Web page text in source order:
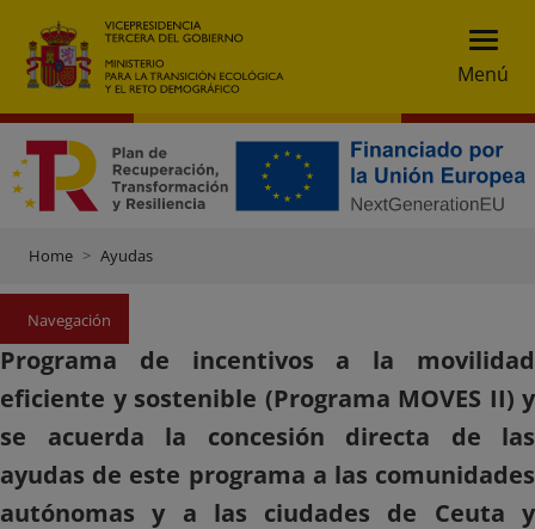
Menú
Home Ayudas
Navegación
Programa de incentivos a la movilidad
eficiente y sostenible (Programa MOVES II) y
se acuerda la concesión directa de las
ayudas de este programa a las comunidades
autónomas y a las ciudades de Ceuta y